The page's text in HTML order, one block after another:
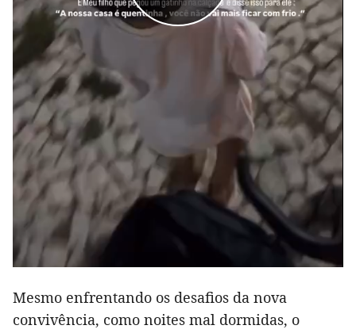
Mesmo enfrentando os desafios da nova
convivência, como noites mal dormidas, o